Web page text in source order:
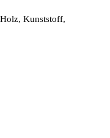
Kunststoff,